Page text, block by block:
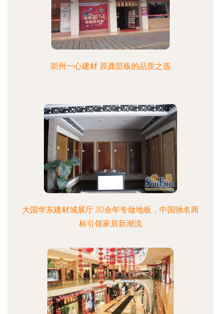
崇州一心建材 原龚层板的品质之选
大国华东建材城展厅 30余年专做地板，中国驰名商
标引领家居新潮流